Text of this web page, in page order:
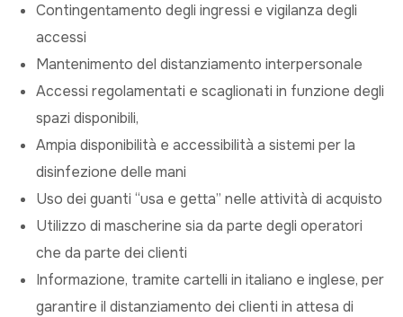
Contingentamento degli ingressi e vigilanza degli
accessi
Mantenimento del distanziamento interpersonale
Accessi regolamentati e scaglionati in funzione degli
spazi disponibili,
Ampia disponibilità e accessibilità a sistemi per la
disinfezione delle mani
Uso dei guanti “usa e getta” nelle attività di acquisto
Utilizzo di mascherine sia da parte degli operatori
che da parte dei clienti
Informazione, tramite cartelli in italiano e inglese, per
garantire il distanziamento dei clienti in attesa di